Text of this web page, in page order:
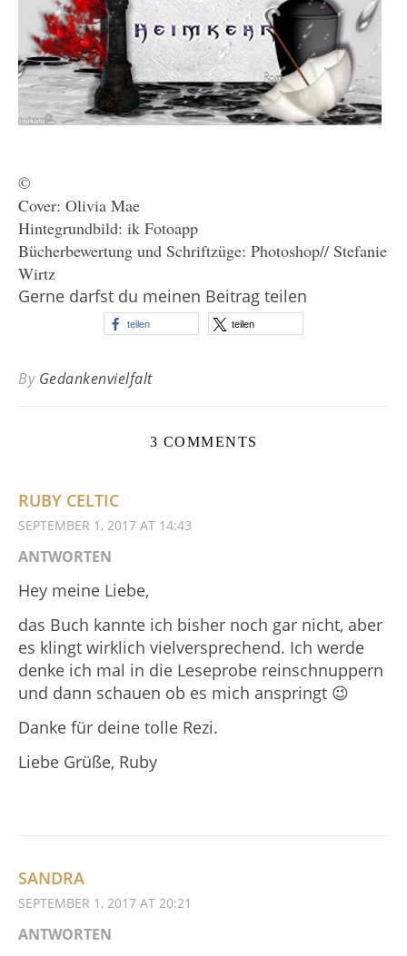
©
Cover: Olivia Mae
Hintegrundbild: ik Fotoapp
Bücherbewertung und Schriftzüge: Photoshop// Stefanie
Wirtz
Gerne darfst du meinen Beitrag teilen
teilen teilen
By Gedankenvielfalt
3 COMMENTS
RUBY CELTIC
SEPTEMBER 1, 2017 AT 14:43
ANTWORTEN
Hey meine Liebe,
das Buch kannte ich bisher noch gar nicht, aber
es klingt wirklich vielversprechend. Ich werde
denke ich mal in die Leseprobe reinschnuppern
und dann schauen ob es mich anspringt 😉
Danke für deine tolle Rezi.
Liebe Grüße, Ruby
SANDRA
SEPTEMBER 1, 2017 AT 20:21
ANTWORTEN